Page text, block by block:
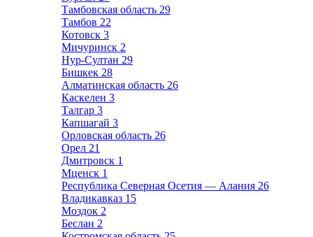
Тамбовская область 29
Тамбов 22
Котовск 3
Мичуринск 2
Нур-Султан 29
Бишкек 28
Алматинская область 26
Каскелен 3
Талгар 3
Капшагай 3
Орловская область 26
Орел 21
Дмитровск 1
Мценск 1
Республика Северная Осетия — Алания 26
Владикавказ 15
Моздок 2
Беслан 2